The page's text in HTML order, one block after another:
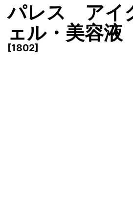
パレス アイ
ェル・美容液
[1802]